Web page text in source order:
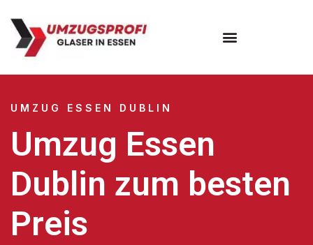
UMZUG ESSEN DUBLIN
Umzug Essen
Dublin zum besten
Preis